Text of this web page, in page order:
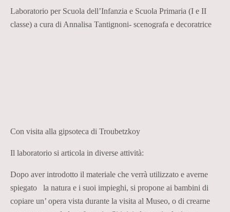
Laboratorio per Scuola dell’Infanzia e Scuola Primaria (I e II
classe) a cura di Annalisa Tantignoni- scenografa e decoratrice
Con visita alla gipsoteca di Troubetzkoy
Il laboratorio si articola in diverse attività:
Dopo aver introdotto il materiale che verrà utilizzato e averne
spiegato la natura e i suoi impieghi, si propone ai bambini di
copiare un’ opera vista durante la visita al Museo, o di crearne